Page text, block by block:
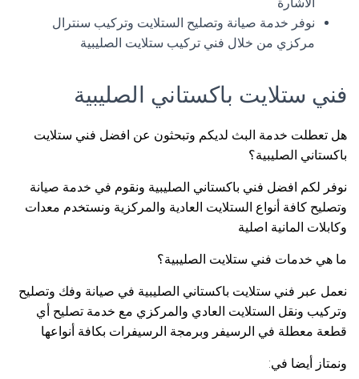
نوفر خدمة صيانة وتصليح الستلايت وتركيب سنترال
مركزي من خلال فني تركيب ستلايت الصليبية
فني ستلايت باكستاني الصليبية
هل تعطلت خدمة البث لديكم وتبحثون عن افضل فني ستلايت
باكستاني الصليبية؟
نوفر لكم افضل فني باكستاني الصليبية ونقوم في خدمة صيانة
وتصليح كافة أنواع الستلايت العادية والمركزية ونستخدم معدات
وكابلات المانية اصلية
ما هي خدمات فني ستلايت الصليبية؟
نعمل عبر فني ستلايت باكستاني الصليبية في صيانة وفك وتصليح
وتركيب ونقل الستلايت العادي والمركزي مع خدمة تصليح أي
قطعة معطلة في الرسيفر وبرمجة الرسيفرات بكافة أنواعها
ونمتاز أيضا في: